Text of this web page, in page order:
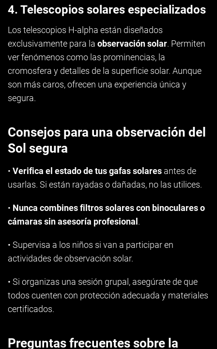
4. Telescopios solares especializados
Los telescopios H-alpha están diseñados
exclusivamente para la observación solar. Permiten
ver fenómenos como las prominencias, la
cromosfera y detalles de la superficie solar. Aunque
son más caros, ofrecen una experiencia única y
segura.
Consejos para una observación del
Sol segura
• Verifica el estado de tus gafas solares antes de
usarlas. Si están rayadas o dañadas, no las utilices.
• Nunca combines filtros solares con binoculares o
cámaras sin asesoría profesional .
• Supervisa a los niños si van a participar en
actividades de observación solar.
• Si organizas una sesión grupal, asegúrate de que
todos cuenten con protección adecuada y materiales
certificados.
Preguntas frecuentes sobre la